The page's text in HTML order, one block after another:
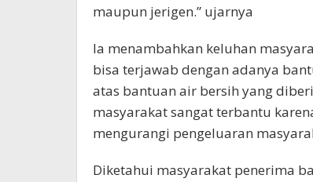
maupun jerigen.” ujarnya
Ia menambahkan keluhan
bisa terjawab dengan adanya
atas bantuan air bersih yang
masyarakat sangat terbantu
mengurangi pengeluaran
Diketahui masyarakat penerima